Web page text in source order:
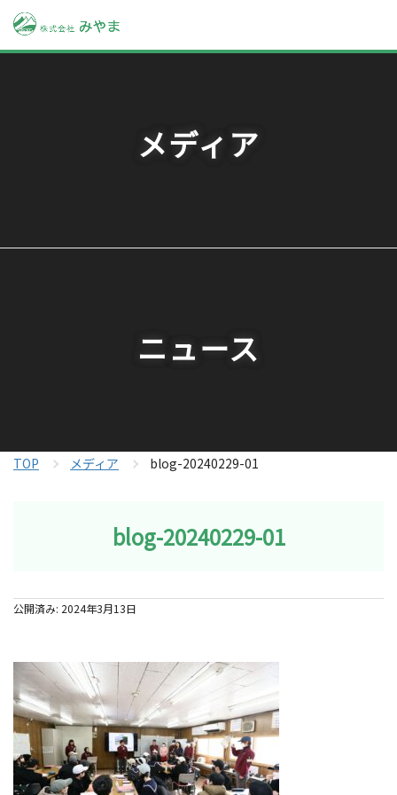
メディア
ニュース
TOP メディア blog-20240229-01
blog-20240229-01
公開済み: 2024年3月13日